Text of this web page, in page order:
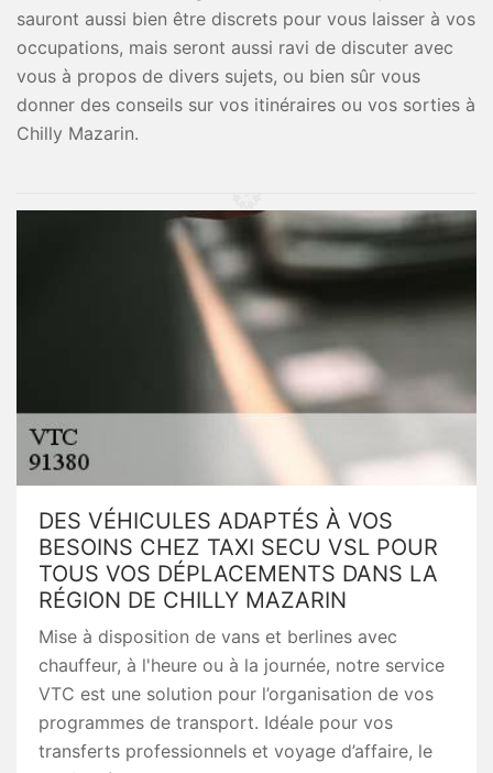
sauront aussi bien être discrets pour vous laisser à vos
occupations, mais seront aussi ravi de discuter avec
vous à propos de divers sujets, ou bien sûr vous
donner des conseils sur vos itinéraires ou vos sorties à
Chilly Mazarin.
DES VÉHICULES ADAPTÉS À VOS
BESOINS CHEZ TAXI SECU VSL POUR
TOUS VOS DÉPLACEMENTS DANS LA
RÉGION DE CHILLY MAZARIN
Mise à disposition de vans et berlines avec
chauffeur, à l'heure ou à la journée, notre service
VTC est une solution pour l’organisation de vos
programmes de transport. Idéale pour vos
transferts professionnels et voyage d’affaire, le